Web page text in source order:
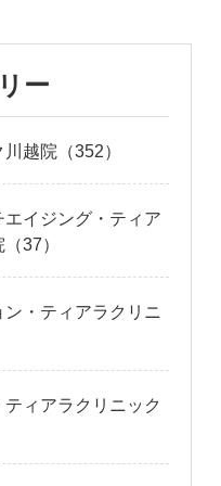
ー
越院（352）
イジング・ティア
37）
・ティアラクリニ
ィアラクリニック